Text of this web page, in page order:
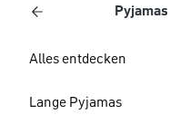
Pyjamas
Alles entdecken
Lange Pyjamas